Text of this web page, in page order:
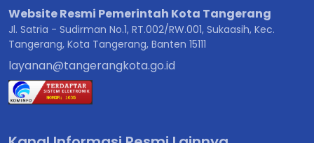
Website Resmi Pemerintah Kota Tangerang
Jl. Satria - Sudirman No.1, RT.002/RW.001, Sukaasih, Kec.
Tangerang, Kota Tangerang, Banten 15111
layanan@tangerangkota.go.id